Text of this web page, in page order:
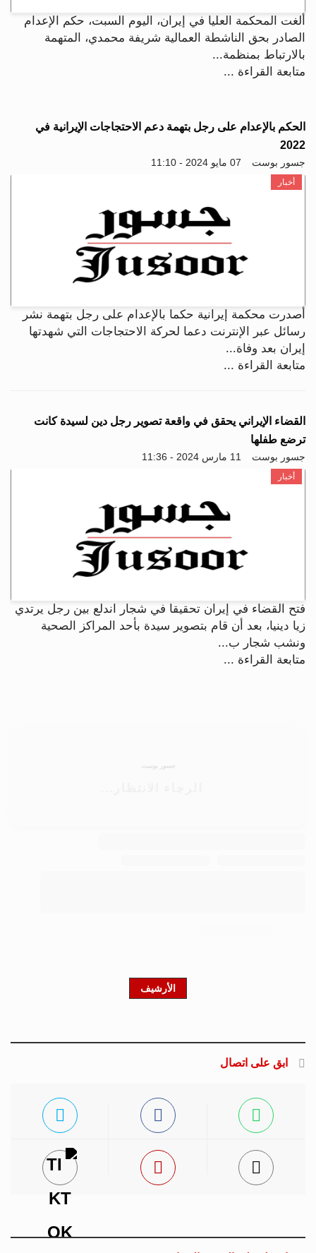
ألغت المحكمة العليا في إيران، اليوم السبت، حكم الإعدام
الصادر بحق الناشطة العمالية شريفة محمدي، المتهمة
بالارتباط بمنظمة...
متابعة القراءة ...
الحكم بالإعدام على رجل بتهمة دعم الاحتجاجات الإيرانية في
2022
جسور بوست 07 مايو 2024 - 11:10
أخبار
أصدرت محكمة إيرانية حكما بالإعدام على رجل بتهمة نشر
رسائل عبر الإنترنت دعما لحركة الاحتجاجات التي شهدتها
إيران بعد وفاة...
متابعة القراءة ...
القضاء الإيراني يحقق في واقعة تصوير رجل دين لسيدة كانت
ترضع طفلها
جسور بوست 11 مارس 2024 - 11:36
أخبار
فتح القضاء في إيران تحقيقا في شجار اندلع بين رجل يرتدي
زيا دينيا، بعد أن قام بتصوير سيدة بأحد المراكز الصحية
ونشب شجار ب...
متابعة القراءة ...
جسور بوست
الأرشيف
ابق على اتصال